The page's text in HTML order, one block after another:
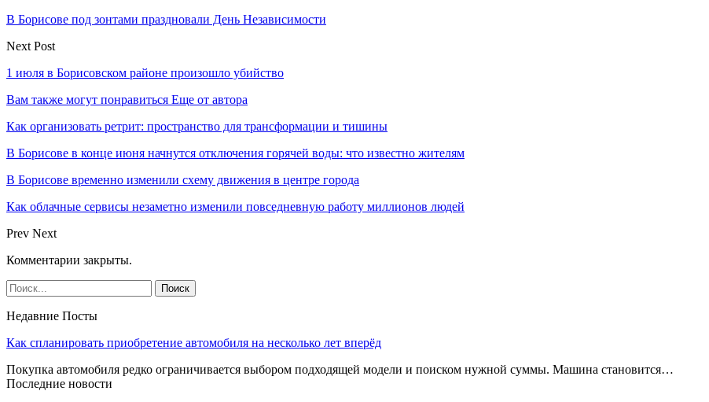
В Борисове под зонтами праздновали День Независимости
Next Post
1 июля в Борисовском районе произошло убийство
Вам также могут понравиться Еще от автора
Как организовать ретрит: пространство для трансформации и тишины
В Борисове в конце июня начнутся отключения горячей воды: что известно жителям
В Борисове временно изменили схему движения в центре города
Как облачные сервисы незаметно изменили повседневную работу миллионов людей
Prev Next
Комментарии закрыты.
Недавние Посты
Как спланировать приобретение автомобиля на несколько лет вперёд
Покупка автомобиля редко ограничивается выбором подходящей модели и поиском нужной суммы. Машина становится…
Последние новости